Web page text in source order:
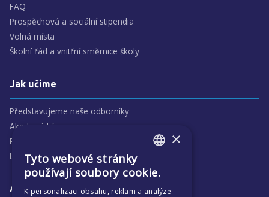
FAQ
Prospěchová a sociální stipendia
Volná místa
Školní řád a vnitřní směrnice školy
Jak učíme
Představujeme naše odborníky
Akademický program
Předmětové oblasti
Lidé
Aktivity
×
Tyto webové stránky
používají soubory cookie.
K personalizaci obsahu, reklam a analýze